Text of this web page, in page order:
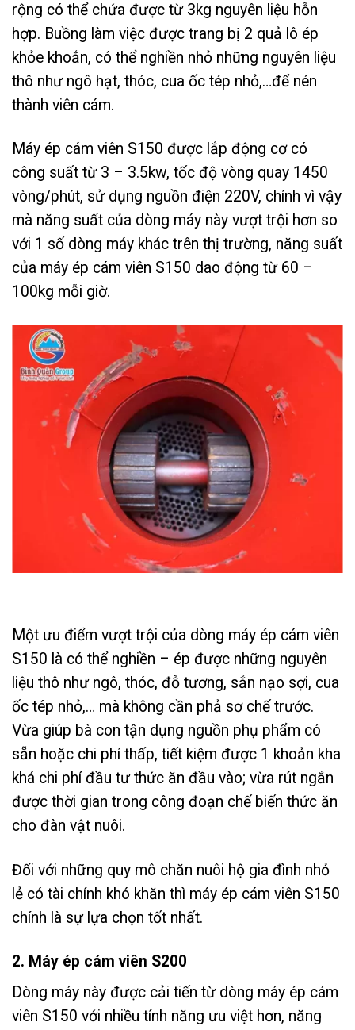
rộng có thể chứa được từ 3kg nguyên liệu hỗn
hợp. Buồng làm việc được trang bị 2 quả lô ép
khỏe khoắn, có thể nghiền nhỏ những nguyên liệu
thô như ngô hạt, thóc, cua ốc tép nhỏ,…để nén
thành viên cám.
Máy ép cám viên S150 được lắp động cơ có
công suất từ 3 – 3.5kw, tốc độ vòng quay 1450
vòng/phút, sử dụng nguồn điện 220V, chính vì vậy
mà năng suất của dòng máy này vượt trội hơn so
với 1 số dòng máy khác trên thị trường, năng suất
của máy ép cám viên S150 dao động từ 60 –
100kg mỗi giờ.
Một ưu điểm vượt trội của dòng máy ép cám viên
S150 là có thể nghiền – ép được những nguyên
liệu thô như ngô, thóc, đỗ tương, sắn nạo sợi, cua
ốc tép nhỏ,… mà không cần phả sơ chế trước.
Vừa giúp bà con tận dụng nguồn phụ phẩm có
sẵn hoặc chi phí thấp, tiết kiệm được 1 khoản kha
khá chi phí đầu tư thức ăn đầu vào; vừa rút ngắn
được thời gian trong công đoạn chế biến thức ăn
cho đàn vật nuôi.
Đối với những quy mô chăn nuôi hộ gia đình nhỏ
lẻ có tài chính khó khăn thì máy ép cám viên S150
chính là sự lựa chọn tốt nhất.
2. Máy ép cám viên S200
Dòng máy này được cải tiến từ dòng máy ép cám
viên S150 với nhiều tính năng ưu việt hơn, năng